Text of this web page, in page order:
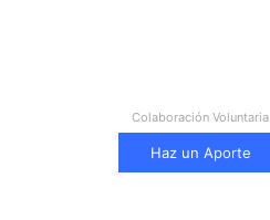
Colaboración Voluntaria
Haz un Aporte